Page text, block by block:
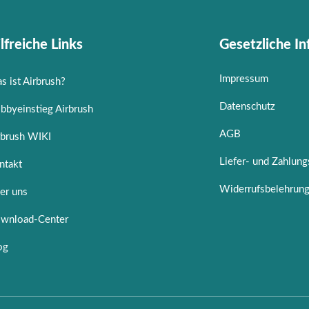
Links
ist Airbrush?
Airbrush
WIKI
uns
Center
Gesetzliche
Impressum
Datenschutz
AGB
Liefer- und
Widerrufsbelehrung